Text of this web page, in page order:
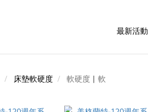
最新活動
床墊軟硬度 軟硬度▏軟